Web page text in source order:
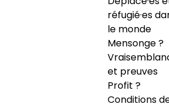
réfugié·es
le monde
Mensonge ?
et preuves
Profit ?
Conditions